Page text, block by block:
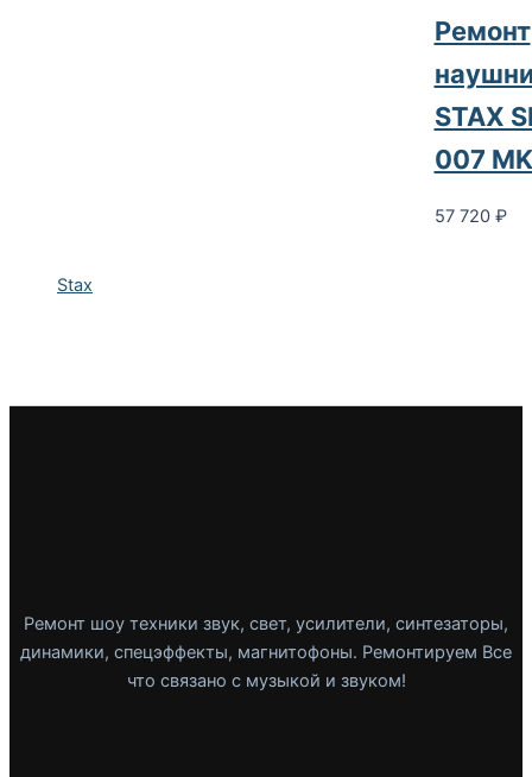
Stax
Ремонт
STAX
007
57 720 ₽
Ремонт шоу техники звук, свет, усилители, синтезаторы,
динамики, спецэффекты, магнитофоны. Ремонтируем Все
что связано с музыкой и звуком!